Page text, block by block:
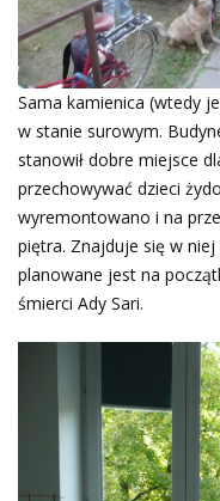
Sama kamienica (wtedy
w stanie surowym.
stanowił dobre miejsce
przechowywać dzieci
wyremontowano i na
piętra. Znajduje się w niej
planowane jest na
śmierci Ady Sari.